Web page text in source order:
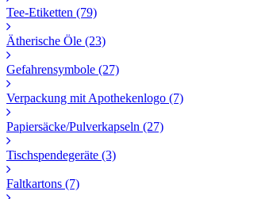
Tee-Etiketten (79)
Ätherische Öle (23)
Gefahrensymbole (27)
Verpackung mit Apothekenlogo (7)
Papiersäcke/Pulverkapseln (27)
Tischspendegeräte (3)
Faltkartons (7)